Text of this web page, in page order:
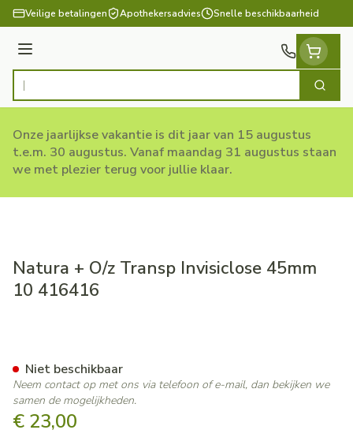
Ga naar de inhoud
Veilige betalingen Apothekersadvies Snelle beschikbaarheid
Menu
Product, merk, categorie... Zoek
Onze jaarlijkse vakantie is dit jaar van 15 augustus
t.e.m. 30 augustus. Vanaf maandag 31 augustus staan
we met plezier terug voor jullie klaar.
Natura + O/z Transp Invisiclose 45mm
10 416416
€ 23,00
Niet beschikbaar
Neem contact op met ons via telefoon of e-mail, dan bekijken we
samen de mogelijkheden.